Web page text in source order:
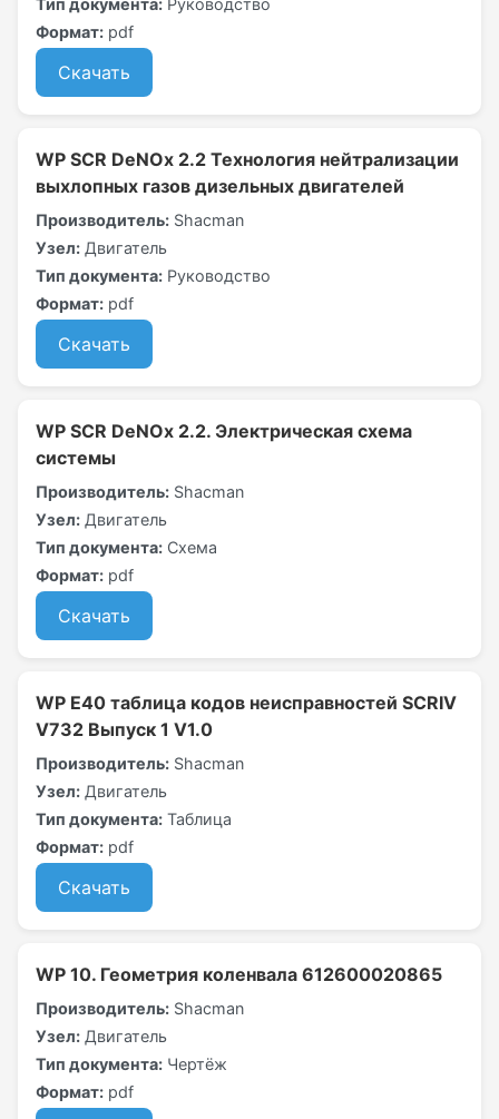
Тип документа: Руководство
Формат: pdf
Скачать
WP SCR DeNOx 2.2 Технология нейтрализации
выхлопных газов дизельных двигателей
Производитель: Shacman
Узел: Двигатель
Тип документа: Руководство
Формат: pdf
Скачать
WP SCR DeNOx 2.2. Электрическая схема
системы
Производитель: Shacman
Узел: Двигатель
Тип документа: Схема
Формат: pdf
Скачать
WP Е40 таблица кодов неисправностей SCRIV
V732 Выпуск 1 V1.0
Производитель: Shacman
Узел: Двигатель
Тип документа: Таблица
Формат: pdf
Скачать
WP 10. Геометрия коленвала 612600020865
Производитель: Shacman
Узел: Двигатель
Тип документа: Чертёж
Формат: pdf